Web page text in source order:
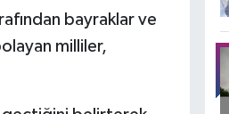
bayraklar ve
milliler,